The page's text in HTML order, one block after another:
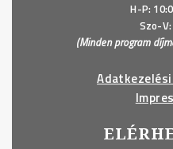
H-P:
Szo-
(Minden program